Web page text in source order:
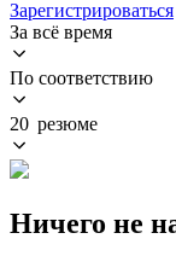
Зарегистрироваться
За всё время
По соответствию
20 резюме
Ничего не